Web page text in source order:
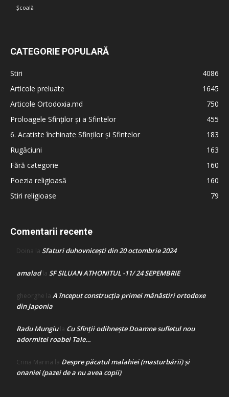
Școală
CATEGORIE POPULARĂ
Stiri
4086
Articole preluate
1645
Articole Ortodoxia.md
750
Proloagele Sfinților și a Sfintelor
455
6. Acatiste închinate Sfinților și Sfintelor
183
Rugăciuni
163
Fără categorie
160
Poezia religioasă
160
Stiri religioase
79
Comentarii recente
Doina la Sfaturi duhovnicești din 20 octombrie 2024
amaladla SF SILUAN ATHONITUL -11/ 24 SEPEMBRIE
gheorghe la A început construcţia primei mănăstiri ortodoxe
din Japonia
Radu Mungiula Cu Sfinții odihnește Doamne sufletul nou
adormitei roabei Tale…
Crina Marina la Despre păcatul malahiei (masturbării) şi
onaniei (pazei de a nu avea copii)